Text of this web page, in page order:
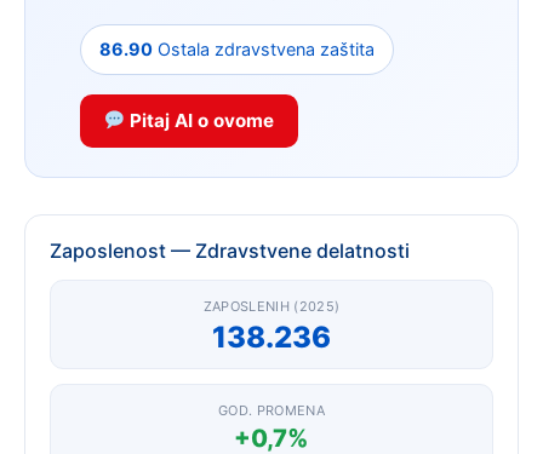
86.90Ostala zdravstvena zaštita
Pitaj AI o ovome
Zaposlenost — Zdravstvene delatnosti
ZAPOSLENIH (2025)
138.236
GOD. PROMENA
+0,7%